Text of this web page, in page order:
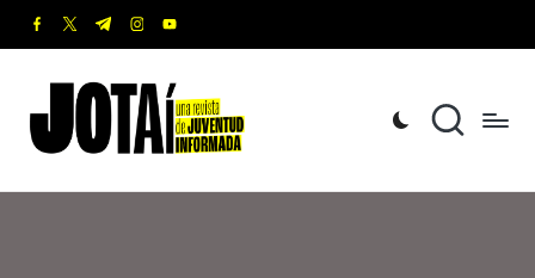
Saltar
contenido
facebook.com
twitter.com
t.me instagram.com
youtube.com
o
t
revista
de
Informada